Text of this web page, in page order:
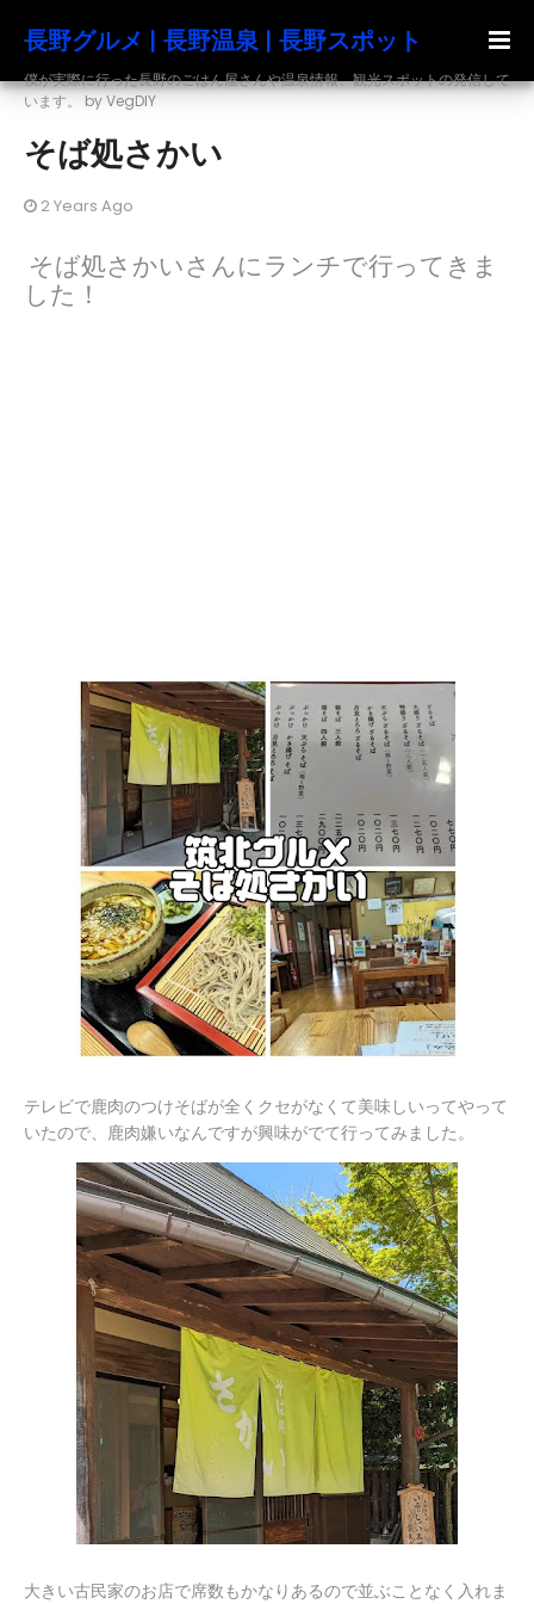
長野グルメ | 長野温泉 | 長野スポット
僕が実際に行った長野のごはん屋さんや温泉情報、観光スポットの発信して
います。 by VegDIY
そば処さかい
2 Years Ago
そば処さかいさんにランチで行ってきま
した！
テレビで鹿肉のつけそばが全くクセがなくて美味しいってやって
いたので、鹿肉嫌いなんですが興味がでて行ってみました。
大きい古民家のお店で席数もかなりあるので並ぶことなく入れま